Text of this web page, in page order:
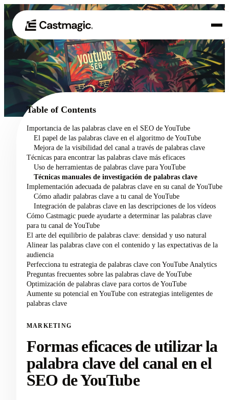
Producto
Casos de uso
Precios
Acerca de nosotros
Table of Contents
Importancia de las palabras clave en el SEO de YouTube
El papel de las palabras clave en el algoritmo de YouTube
Mejora de la visibilidad del canal a través de palabras clave
Técnicas para encontrar las palabras clave más eficaces
Uso de herramientas de palabras clave para YouTube
Técnicas manuales de investigación de palabras clave
Implementación adecuada de palabras clave en su canal de YouTube
Cómo añadir palabras clave a tu canal de YouTube
Integración de palabras clave en las descripciones de los vídeos
Cómo Castmagic puede ayudarte a determinar las palabras clave
para tu canal de YouTube
El arte del equilibrio de palabras clave: densidad y uso natural
Alinear las palabras clave con el contenido y las expectativas de la
audiencia
Perfecciona tu estrategia de palabras clave con YouTube Analytics
Preguntas frecuentes sobre las palabras clave de YouTube
Optimización de palabras clave para cortos de YouTube
Aumente su potencial en YouTube con estrategias inteligentes de
palabras clave
MARKETING
Formas eficaces de utilizar la
palabra clave del canal en el
SEO de YouTube